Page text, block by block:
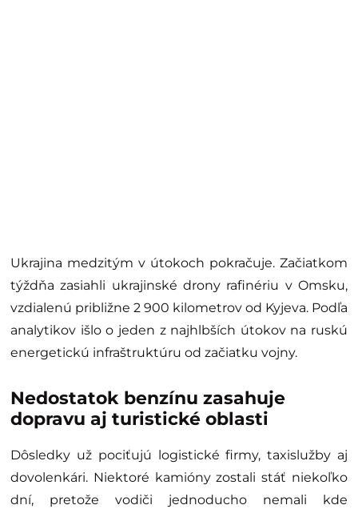
Ukrajina medzitým v útokoch pokračuje. Začiatkom
týždňa zasiahli ukrajinské drony rafinériu v Omsku,
vzdialenú približne 2 900 kilometrov od Kyjeva. Podľa
analytikov išlo o jeden z najhlbších útokov na ruskú
energetickú infraštruktúru od začiatku vojny.
Nedostatok benzínu zasahuje
dopravu aj turistické oblasti
Dôsledky už pociťujú logistické firmy, taxislužby aj
dovolenkári. Niektoré kamióny zostali stáť niekoľko
dní, pretože vodiči jednoducho nemali kde